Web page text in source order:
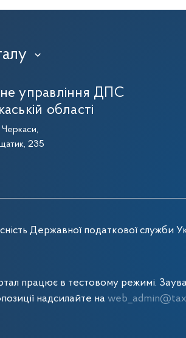
›
управління ДПС
області
235
Державної податкової служби
працює в тестовому режимі.
надсилайте на